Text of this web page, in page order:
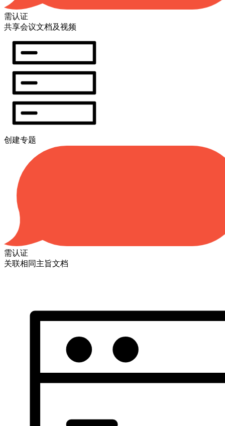
需认证
共享会议文档及视频
创建专题
需认证
关联相同主旨文档